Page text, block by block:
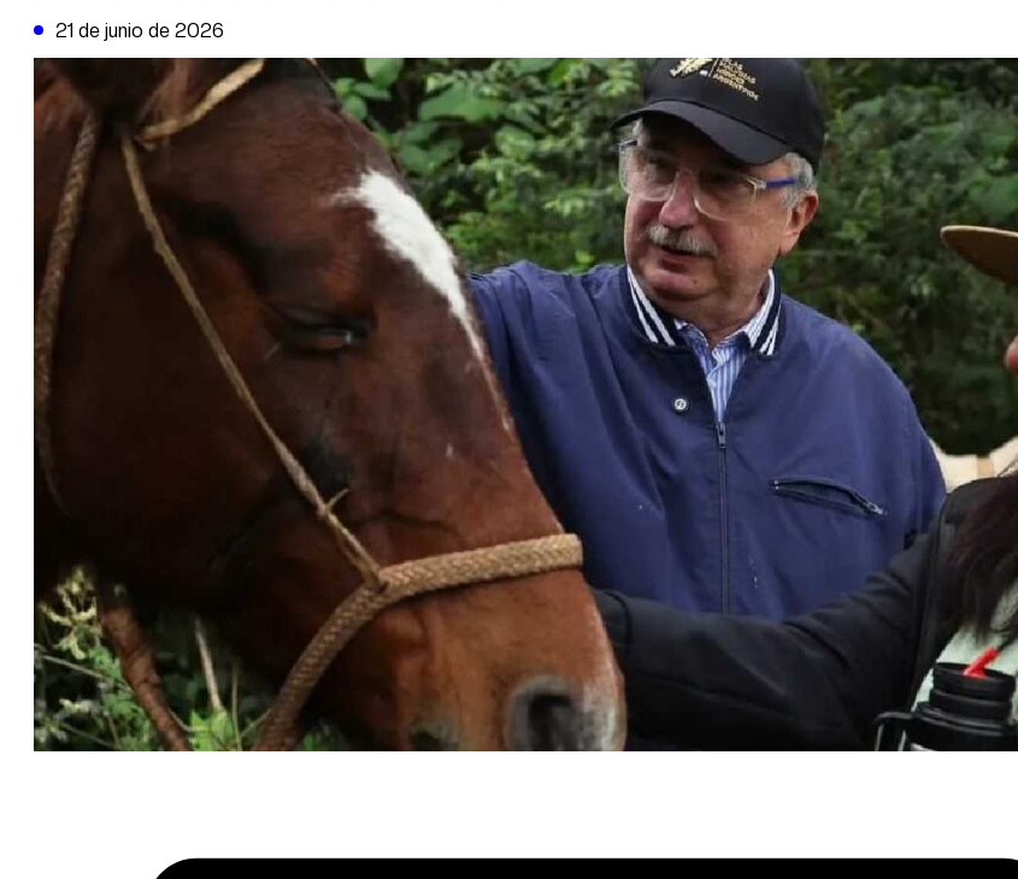
21 de junio de 2026